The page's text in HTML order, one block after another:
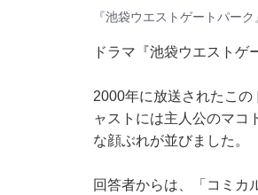
『池袋ウエストゲートパー
ドラマ『池袋ウエストゲ
2000年に放送されたこ
ャストには主人公のマコ
な顔ぶれが並びました。
回答者からは、「コミカ